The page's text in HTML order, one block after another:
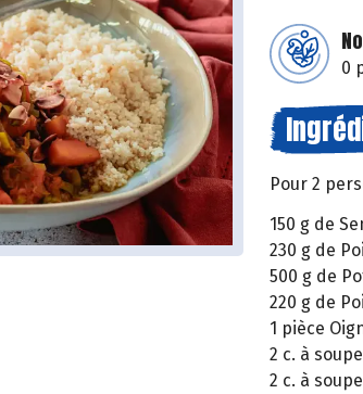
0
Pour 2
150 g de
230 g de
500 g de
220 g de
1 pièce
2 c. à
2 c. à